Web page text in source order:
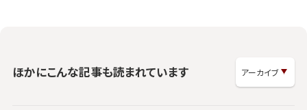
ほかにこんな記事も読まれています